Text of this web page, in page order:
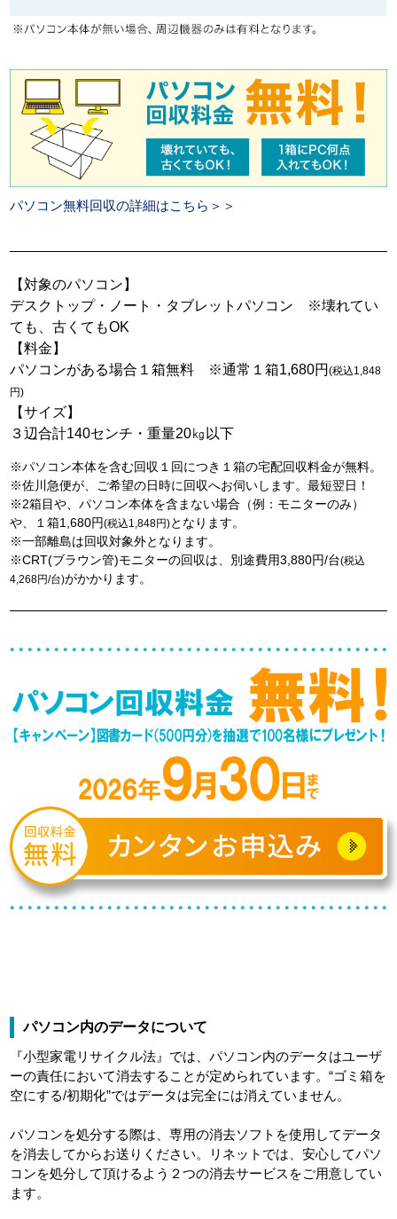
パソコン無料回収の詳細はこちら＞＞
【対象のパソコン】
デスクトップ・ノート・タブレットパソコン ※壊れてい
ても、古くてもOK
【料金】
パソコンがある場合１箱無料 ※通常１箱1,680円(税込1,848
円)
【サイズ】
３辺合計140センチ・重量20㎏以下
※パソコン本体を含む回収１回につき１箱の宅配回収料金が無料。
※佐川急便が、ご希望の日時に回収へお伺いします。最短翌日！
※2箱目や、パソコン本体を含まない場合（例：モニターのみ）
や、１箱1,680円(税込1,848円)となります。
※一部離島は回収対象外となります。
※CRT(ブラウン管)モニターの回収は、別途費用3,880円/台(税込
4,268円/台)がかかります。
パソコン内のデータについて
『小型家電リサイクル法』では、パソコン内のデータはユーザ
ーの責任において消去することが定められています。“ゴミ箱を
空にする/初期化”ではデータは完全には消えていません。
パソコンを処分する際は、専用の消去ソフトを使用してデータ
を消去してからお送りください。リネットでは、安心してパソ
コンを処分して頂けるよう２つの消去サービスをご用意してい
ます。